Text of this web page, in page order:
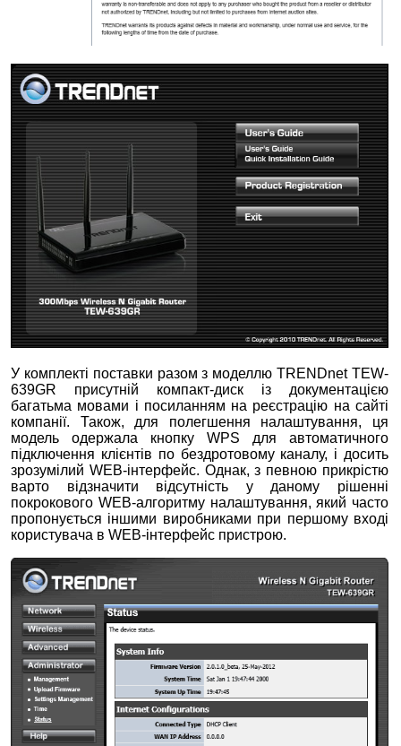
У комплекті поставки разом з моделлю TRENDnet TEW-
639GR присутній компакт-диск із документацією
багатьма мовами і посиланням на реєстрацію на сайті
компанії. Також, для полегшення налаштування, ця
модель одержала кнопку WPS для автоматичного
підключення клієнтів по бездротовому каналу, і досить
зрозумілий WEB-інтерфейс. Однак, з певною прикрістю
варто відзначити відсутність у даному рішенні
покрокового WEB-алгоритму налаштування, який часто
пропонується іншими виробниками при першому вході
користувача в WEB-інтерфейс пристрою.